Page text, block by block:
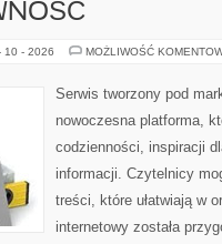
10 - 2026 MOŻLIWOŚĆ
Serwis tworzony pod
nowoczesna platforma,
codzienności, inspiracji
informacji. Czytelnicy
treści, które ułatwiają w
internetowy została